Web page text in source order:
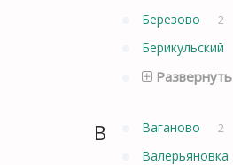
Березово 2
Берикульский
Развернуть
В Ваганово 2
Валерьяновка